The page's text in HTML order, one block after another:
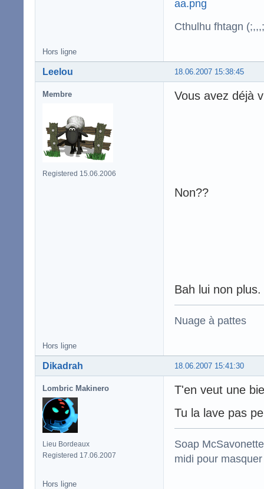
Cthulhu fhtagn
Hors ligne
18.06.2007 15:38:45
Leelou
Membre
Registered 15.06.2006
Vous avez déjà
Non??
Bah lui non plus.
Nuage à pattes
Hors ligne
18.06.2007 15:41:30
Dikadrah
Lombric Makinero
Lieu Bordeaux
Registered 17.06.2007
T'en veut une
Tu la lave pas
Soap
midi pour
Hors ligne